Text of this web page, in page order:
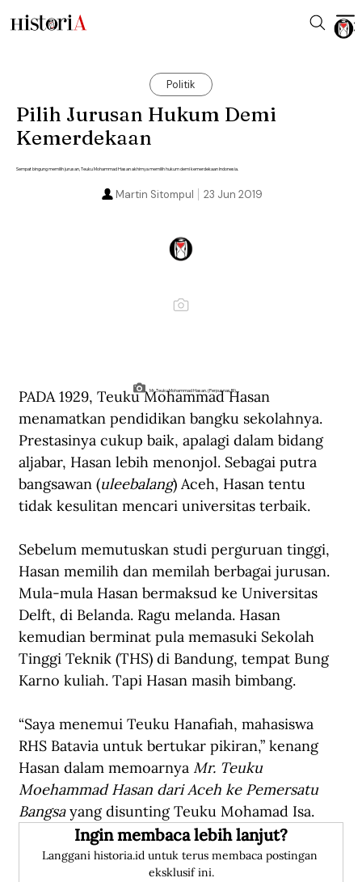
Politik
Pilih Jurusan Hukum Demi
Kemerdekaan
Sempat bingung memilih jurusan, Teuku Mohammad Hasan akhirnya memilih hukum demi kemerdekaan Indonesia.
23 Jun 2019
Martin Sitompul
Mr. Teuku Mohammad Hasan. (Perpusnas RI).
PADA 1929, Teuku Mohammad Hasan
menamatkan pendidikan bangku sekolahnya.
Prestasinya cukup baik, apalagi dalam bidang
aljabar, Hasan lebih menonjol. Sebagai putra
bangsawan (uleebalang) Aceh, Hasan tentu
tidak kesulitan mencari universitas terbaik.
Sebelum memutuskan studi perguruan tinggi,
Hasan memilih dan memilah berbagai jurusan.
Mula-mula Hasan bermaksud ke Universitas
Delft, di Belanda. Ragu melanda. Hasan
kemudian berminat pula memasuki Sekolah
Tinggi Teknik (THS) di Bandung, tempat Bung
Karno kuliah. Tapi Hasan masih bimbang.
“Saya menemui Teuku Hanafiah, mahasiswa
RHS Batavia untuk bertukar pikiran,” kenang
Hasan dalam memoarnya Mr. Teuku
Moehammad Hasan dari Aceh ke Pemersatu
Bangsa yang disunting Teuku Mohamad Isa.
Ingin membaca lebih lanjut?
Langgani historia.id untuk terus membaca postingan
eksklusif ini.